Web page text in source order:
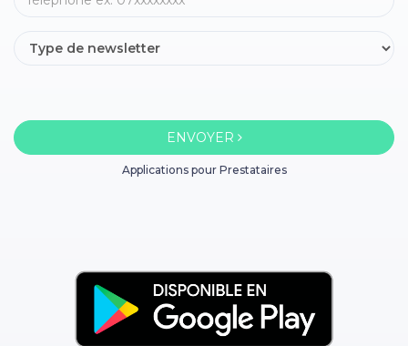
ENVOYER
Applications pour Prestataires